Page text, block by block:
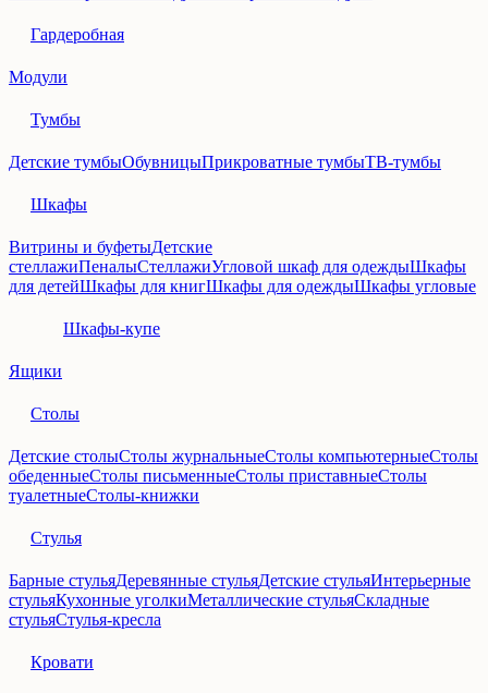
Гардеробная
Модули
Тумбы
Детские тумбыОбувницыПрикроватные тумбыТВ-тумбы
Шкафы
Витрины и буфетыДетские
стеллажиПеналыСтеллажиУгловой шкаф для одеждыШкафы
для детейШкафы для книгШкафы для одеждыШкафы угловые
Шкафы-купе
Ящики
Столы
Детские столыСтолы журнальныеСтолы компьютерныеСтолы
обеденныеСтолы письменныеСтолы приставныеСтолы
туалетныеСтолы-книжки
Стулья
Барные стульяДеревянные стульяДетские стульяИнтерьерные
стульяКухонные уголкиМеталлические стульяСкладные
стульяСтулья-кресла
Кровати